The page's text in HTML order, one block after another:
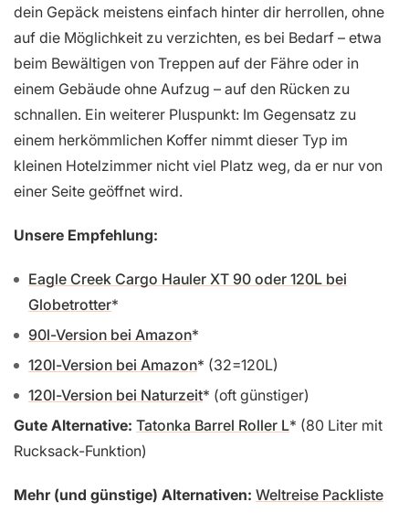
dein Gepäck meistens einfach hinter dir herrollen, ohne
auf die Möglichkeit zu verzichten, es bei Bedarf – etwa
beim Bewältigen von Treppen auf der Fähre oder in
einem Gebäude ohne Aufzug – auf den Rücken zu
schnallen. Ein weiterer Pluspunkt: Im Gegensatz zu
einem herkömmlichen Koffer nimmt dieser Typ im
kleinen Hotelzimmer nicht viel Platz weg, da er nur von
einer Seite geöffnet wird.
Unsere Empfehlung:
Eagle Creek Cargo Hauler XT 90 oder 120L bei
Globetrotter
90l-Version bei Amazon
120l-Version bei Amazon
(32=120L)
120l-Version bei Naturzeit
(oft günstiger)
Gute Alternative: Tatonka Barrel Roller L
(80 Liter mit
Rucksack-Funktion)
Mehr (und günstige) Alternativen: Weltreise Packliste